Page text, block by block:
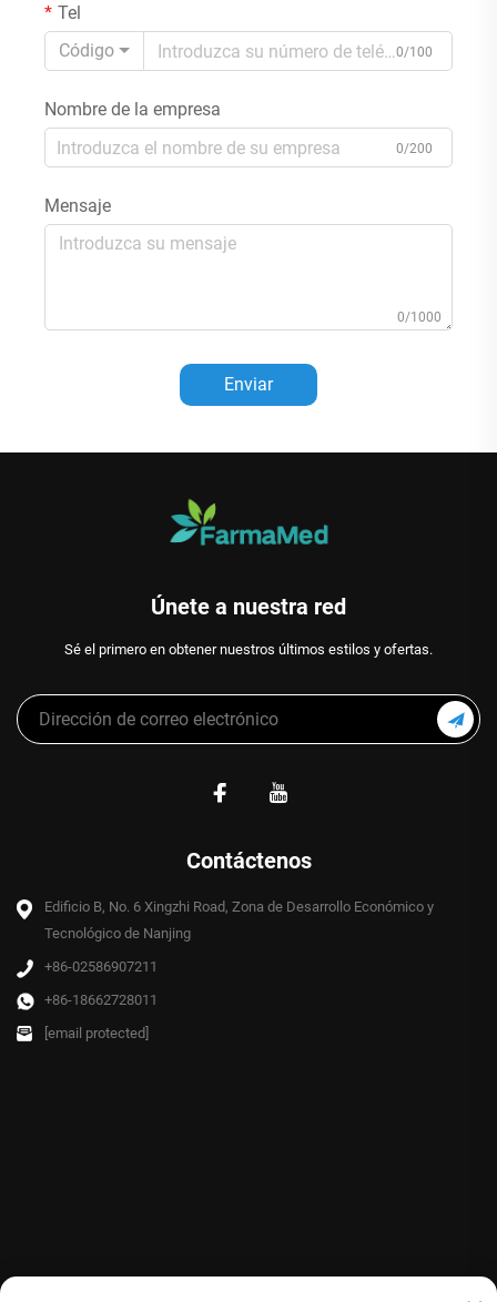
Tel
Código
0/100
Nombre de la empresa
0/200
Mensaje
0/1000
Enviar
Únete a nuestra red
Sé el primero en obtener nuestros últimos estilos y ofertas.
Contáctenos
Edificio B, No. 6 Xingzhi Road, Zona de Desarrollo Económico y
Tecnológico de Nanjing
+86-02586907211
+86-18662728011
[email protected]